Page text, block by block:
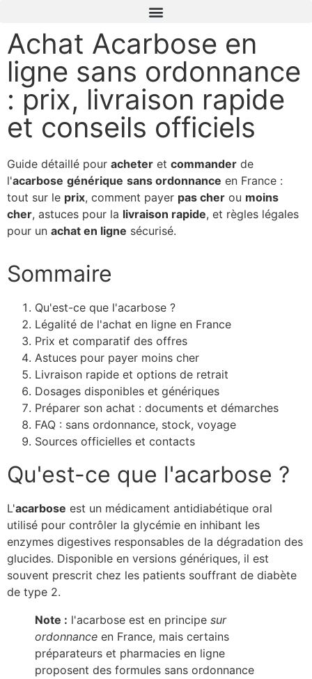
Achat Acarbose en
ligne sans ordonnance
: prix, livraison rapide
et conseils officiels
Guide détaillé pour acheter et commander de
l'acarbose générique sans ordonnance en France :
tout sur le prix, comment payer pas cher ou moins
cher, astuces pour la livraison rapide, et règles légales
pour un achat en ligne sécurisé.
Sommaire
Qu'est-ce que l'acarbose ?
Légalité de l'achat en ligne en France
Prix et comparatif des offres
Astuces pour payer moins cher
Livraison rapide et options de retrait
Dosages disponibles et génériques
Préparer son achat : documents et démarches
FAQ : sans ordonnance, stock, voyage
Sources officielles et contacts
Qu'est-ce que l'acarbose ?
L'acarbose est un médicament antidiabétique oral
utilisé pour contrôler la glycémie en inhibant les
enzymes digestives responsables de la dégradation des
glucides. Disponible en versions génériques, il est
souvent prescrit chez les patients souffrant de diabète
de type 2.
Note : l'acarbose est en principe sur
ordonnance en France, mais certains
préparateurs et pharmacies en ligne
proposent des formules sans ordonnance